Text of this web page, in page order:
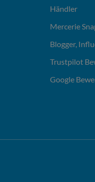
Händler
Mercerie
Blogger,
Trustpilot
Google